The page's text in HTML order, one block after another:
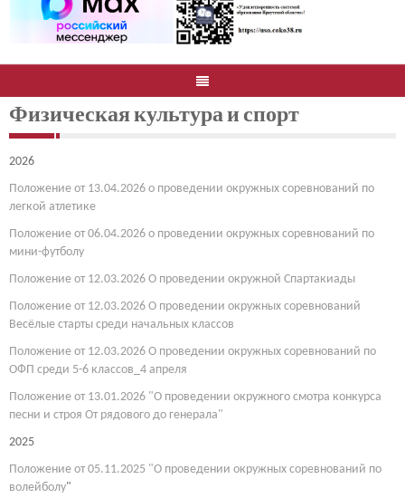
Физическая культура и спорт
2026
Положение от 13.04.2026 о проведении окружных соревнований по
легкой атлетике
Положение от 06.04.2026 о проведении окружных соревнований по
мини-футболу
Положение от 12.03.2026 О проведении окружной Спартакиады
Положение от 12.03.2026 О проведении окружных соревнований
Весёлые старты среди начальных классов
Положение от 12.03.2026 О проведении окружных соревнований по
ОФП среди 5-6 классов_4 апреля
Положение от 13.01.2026 "О проведении окружного смотра конкурса
песни и строя От рядового до генерала"
2025
Положение от 05.11.2025 "О проведении окружных соревнований по
волейболу"